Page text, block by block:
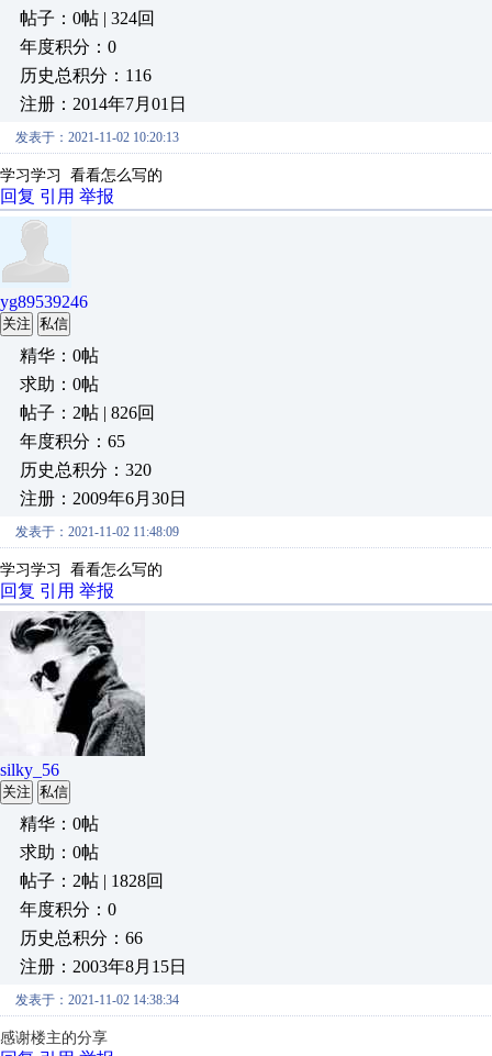
帖子：0帖 | 324回
年度积分：0
历史总积分：116
注册：2014年7月01日
发表于：2021-11-02 10:20:13
学习学习 看看怎么写的
回复 引用 举报
yg89539246
关注 私信
精华：0帖
求助：0帖
帖子：2帖 | 826回
年度积分：65
历史总积分：320
注册：2009年6月30日
发表于：2021-11-02 11:48:09
学习学习 看看怎么写的
回复 引用 举报
silky_56
关注 私信
精华：0帖
求助：0帖
帖子：2帖 | 1828回
年度积分：0
历史总积分：66
注册：2003年8月15日
发表于：2021-11-02 14:38:34
感谢楼主的分享